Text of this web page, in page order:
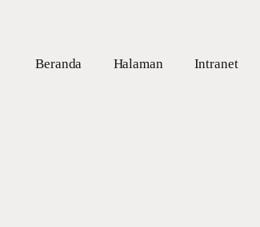
Beranda Halaman Intranet